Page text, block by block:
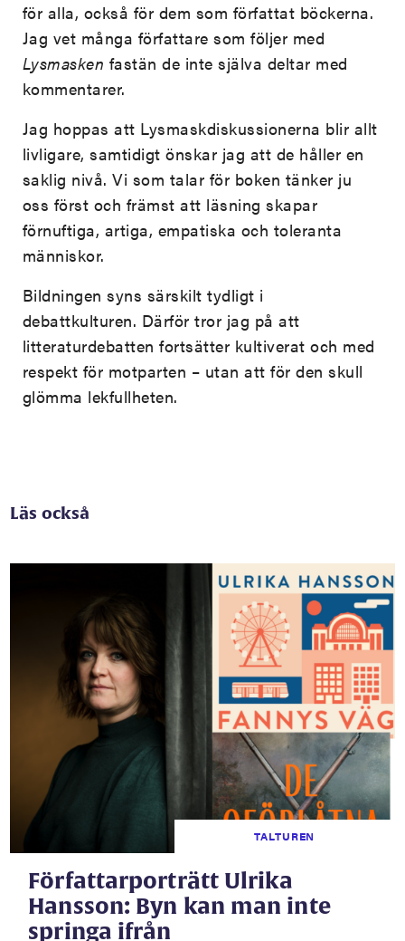
för alla, också för dem som författat böckerna.
Jag vet många författare som följer med
Lysmasken fastän de inte själva deltar med
kommentarer.
Jag hoppas att Lysmaskdiskussionerna blir allt
livligare, samtidigt önskar jag att de håller en
saklig nivå. Vi som talar för boken tänker ju
oss först och främst att läsning skapar
förnuftiga, artiga, empatiska och toleranta
människor.
Bildningen syns särskilt tydligt i
debattkulturen. Därför tror jag på att
litteraturdebatten fortsätter kultiverat och med
respekt för motparten – utan att för den skull
glömma lekfullheten.
Läs också
TALTUREN
Författarporträtt Ulrika
Hansson: Byn kan man inte
springa ifrån